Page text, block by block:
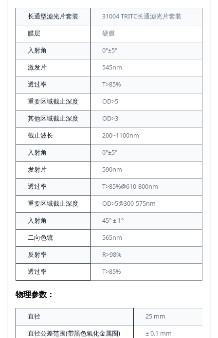
长通型滤光片套装 31004 TRITC长通滤光片套装
膜层 硬膜
入射角 0°±5°
激发片 545nm
透过率 T>85%
重要区域截止深度 OD>5
其他区域截止深度 OD>3
截止波长 200~1100nm
入射角 0°±5°
发射片 590nm
透过率 T>85%@610-800nm
重要区域截止深度 OD>5@300-575nm
入射角 45° ± 1°
二向色镜 565nm
反射率 R>98%
透过率 T>85%
物理参数：
直径 25 mm
直径公差范围(带黑色氧化金属圈) ± 0.1 mm